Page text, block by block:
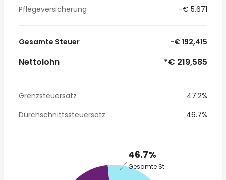
Pflegeversicherung
-€ 5,671
Gesamte Steuer -€ 192,415
Nettolohn *€ 219,585
Grenzsteuersatz
47.2%
Durchschnittssteuersatz
46.7%
46.7%
Gesamte Steuer